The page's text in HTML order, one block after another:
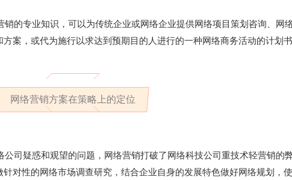
的专业知识，可以为传统企业或网络企业提供网络项目策划咨询、网
案，或代为施行以求达到预期目的人进行的一种网络商务活动的计划
网络营销方案在策略上的定位
司疑惑和观望的问题，网络营销打破了网络科技公司重技术轻营销的
对性的网络市场调查研究，结合企业自身的发展特色做好网络规划，